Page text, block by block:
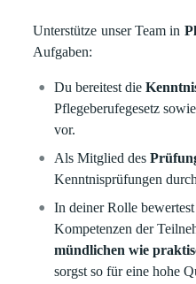
Unterstütze unser Team in
Aufgaben:
Du bereitest die
Pflegeberufegesetz
vor.
Als Mitglied des
Kenntnisprüfungen
In deiner Rolle
Kompetenzen der
mündlichen wie
sorgst so für eine hohe